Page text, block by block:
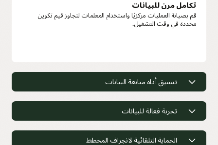
تكامل مرن للبيانات
قم بصيانة العمليات مركزيًا واستخدام المعلمات لتجاوز قيم تكوين
محددة في وقت التشغيل.
تنسيق أداة متابعة البيانات
لتحميل بحيرات البيانات ومستودعات
البيانات
التبعيات تلقائيًا بين عمليات التشغيل المتوازية في كيانات البيانات.
تجربة فعالة للبيانات
المعاينة المرئية للبيانات
الحماية التلقائية لانجراف المخطط